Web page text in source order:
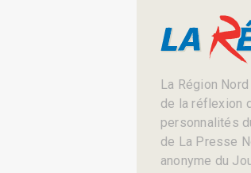
La Région
de la réflexion
personnalités
de La Presse
anonyme du